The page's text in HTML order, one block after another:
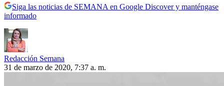
Siga las noticias de SEMANA en Google Discover y manténgase
informado
Redacción Semana
31 de marzo de 2020, 7:37 a. m.